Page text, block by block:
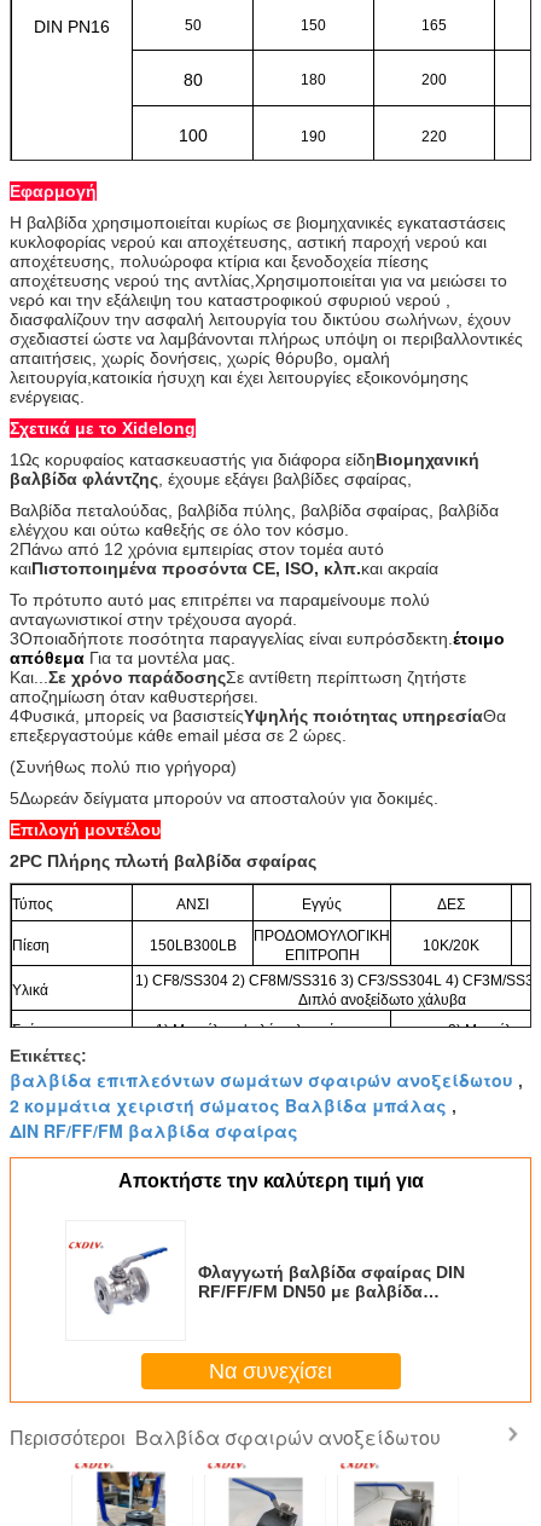
DIN PN16 50 150 165
80 180 200
100 190 220
Εφαρμογή
Η βαλβίδα χρησιμοποιείται κυρίως σε βιομηχανικές εγκαταστάσεις
κυκλοφορίας νερού και αποχέτευσης, αστική παροχή νερού και
αποχέτευσης, πολυώροφα κτίρια και ξενοδοχεία πίεσης
αποχέτευσης νερού της αντλίας,Χρησιμοποιείται για να μειώσει το
νερό και την εξάλειψη του καταστροφικού σφυριού νερού ,
διασφαλίζουν την ασφαλή λειτουργία του δικτύου σωλήνων, έχουν
σχεδιαστεί ώστε να λαμβάνονται πλήρως υπόψη οι περιβαλλοντικές
απαιτήσεις, χωρίς δονήσεις, χωρίς θόρυβο, ομαλή
λειτουργία,κατοικία ήσυχη και έχει λειτουργίες εξοικονόμησης
ενέργειας.
Σχετικά με το Xidelong
1Ως κορυφαίος κατασκευαστής για διάφορα είδηΒιομηχανική
βαλβίδα φλάντζης , έχουμε εξάγει βαλβίδες σφαίρας,
Βαλβίδα πεταλούδας, βαλβίδα πύλης, βαλβίδα σφαίρας, βαλβίδα
ελέγχου και ούτω καθεξής σε όλο τον κόσμο.
2Πάνω από 12 χρόνια εμπειρίας στον τομέα αυτό
καιΠιστοποιημένα προσόντα CE, ISO, κλπ.και ακραία
Το πρότυπο αυτό μας επιτρέπει να παραμείνουμε πολύ
ανταγωνιστικοί στην τρέχουσα αγορά.
3Οποιαδήποτε ποσότητα παραγγελίας είναι ευπρόσδεκτη. έτοιμο
απόθεμα Για τα μοντέλα μας.
Και... Σε χρόνο παράδοσηςΣε αντίθετη περίπτωση ζητήστε
αποζημίωση όταν καθυστερήσει.
4Φυσικά, μπορείς να βασιστείςΥψηλής ποιότητας υπηρεσίαΘα
επεξεργαστούμε κάθε email μέσα σε 2 ώρες.
(Συνήθως πολύ πιο γρήγορα)
5Δωρεάν δείγματα μπορούν να αποσταλούν για δοκιμές.
Επιλογή μοντέλου
2PC Πλήρης πλωτή βαλβίδα σφαίρας
Τύπος ΑΝΣΙ Εγγύς ΔΕΣ
Πίεση 150LB300LB
ΠΡΟΔΟΜΟΥΛΟΓΙΚΗ
ΕΠΙΤΡΟΠΗ
10K/20K
Υλικά
1) CF8/SS304 2) CF8M/SS316 3) CF3/SS304L 4) CF3M/
Διπλό ανοξείδωτο χάλυβα
Σχήμα
1) Μοντέλο υψηλής πλατφόρμας 2) Μοντέλο
Ετικέττες:
βαλβίδα επιπλεόντων σωμάτων σφαιρών ανοξείδωτου ,
2 κομμάτια χειριστή σώματος Βαλβίδα μπάλας ,
ΔΙΝ RF/FF/FM βαλβίδα σφαίρας
Αποκτήστε την καλύτερη τιμή για
Φλαγγωτή βαλβίδα σφαίρας DIN
RF/FF/FM DN50 με βαλβίδα
Να συνεχίσει
Περισσότεροι Βαλβίδα σφαιρών ανοξείδωτου